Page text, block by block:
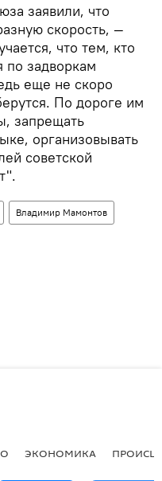
заявили, что
скорость, —
что тем, кто
по задворкам
еще не скоро
По дороге им
запрещать
организовывать
советской
Владимир Мамонтов
ЭКОНОМИКА